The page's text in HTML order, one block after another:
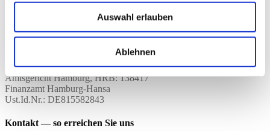
Auswahl erlauben
Ablehnen
Büroadresse:
Geschäftsführer: Lucas Schmidt
Amtsgericht Hamburg, HRB: 138417
Finanzamt Hamburg-Hansa
Ust.Id.Nr.: DE815582843
Kontakt — so erreichen Sie uns